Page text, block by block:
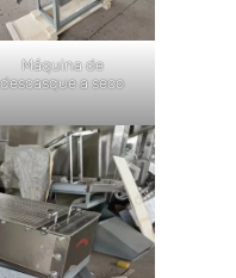
Máquina de
descasque a seco